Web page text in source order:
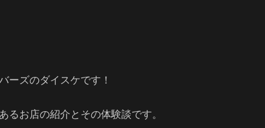
ーズのダイスケです！
お店の紹介とその体験談です。